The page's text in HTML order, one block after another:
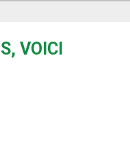
VOICI